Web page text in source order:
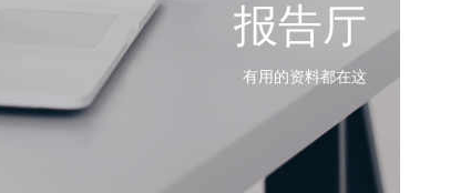
报告厅
有用的资料都在这